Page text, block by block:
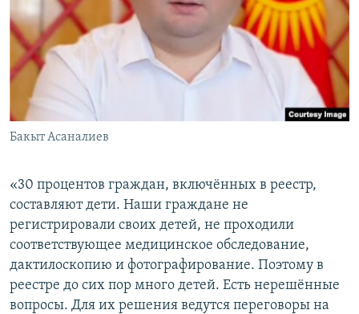
Бакыт Асаналиев
«30 процентов граждан, включённых в реестр,
составляют дети. Наши граждане не
регистрировали своих детей, не проходили
соответствующее медицинское обследование,
дактилоскопию и фотографирование. Поэтому в
реестре до сих пор много детей. Есть нерешённые
вопросы. Для их решения ведутся переговоры на